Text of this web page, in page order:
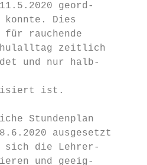
geord-
konnte. Dies
für rauchende
zeitlich
und nur halb-
ist.
Stundenplan
ausgesetzt
sich die Lehrer-
und geeig-